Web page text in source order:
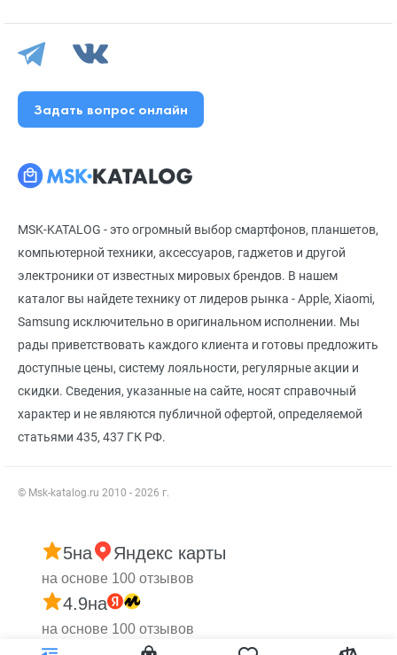
MSK-KATALOG - это огромный выбор смартфонов, планшетов,
компьютерной техники, аксессуаров, гаджетов и другой
электроники от известных мировых брендов. В нашем
каталог вы найдете технику от лидеров рынка - Apple, Xiaomi,
Samsung исключительно в оригинальном исполнении. Мы
рады приветствовать каждого клиента и готовы предложить
доступные цены, систему лояльности, регулярные акции и
скидки. Сведения, указанные на сайте, носят справочный
характер и не являются публичной офертой, определяемой
статьями 435, 437 ГК РФ.
© Msk-katalog.ru 2010 - 2026 г.
Задать вопрос онлайн
5на Яндекс карты
на основе 100 отзывов
4.9на
на основе 100 отзывов